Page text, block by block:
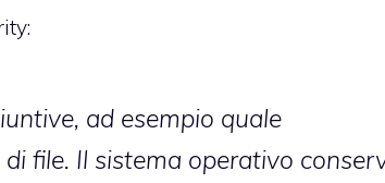
ad esempio quale
file. Il sistema operativo